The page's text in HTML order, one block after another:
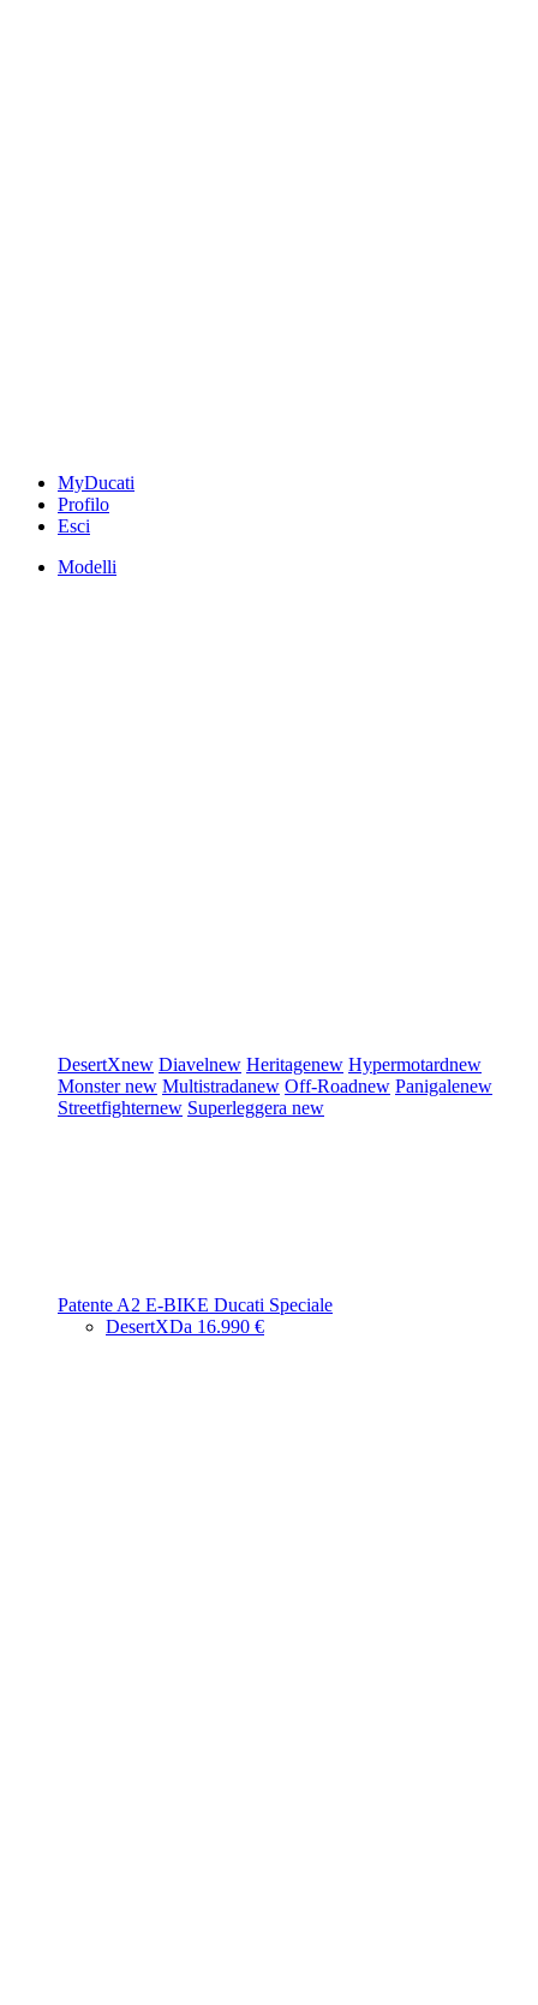
MyDucati
Profilo
Esci
Modelli
DesertXnew Diavelnew Heritagenew Hypermotardnew
Monsternew Multistradanew Off-Roadnew Panigalenew
Streetfighternew Superleggera new
Patente A2 E-BIKE Ducati Speciale
DesertXDa 16.990 €